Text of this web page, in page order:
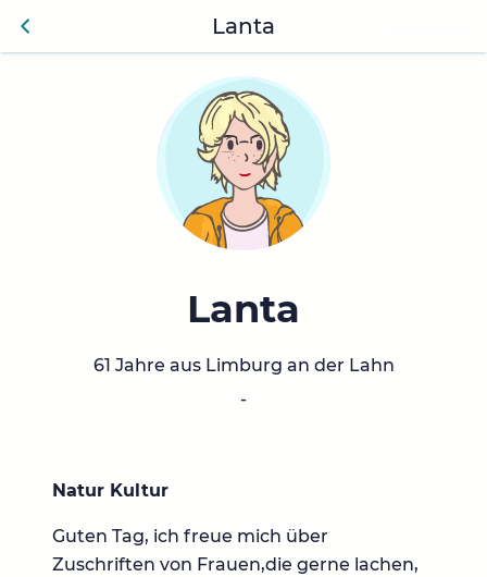
Zurü
Lanta
Lanta
61 Jahre aus Limburg an der Lahn
-
Natur Kultur
Guten Tag, ich freue mich über
Zuschriften von Frauen,die gerne lachen,